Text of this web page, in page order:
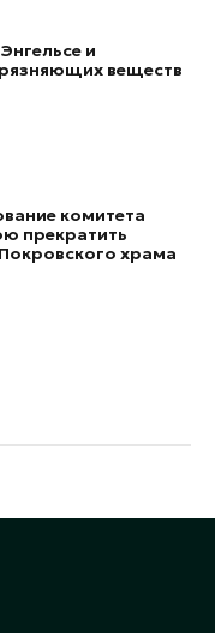
и
веществ
комитета
прекратить
храма